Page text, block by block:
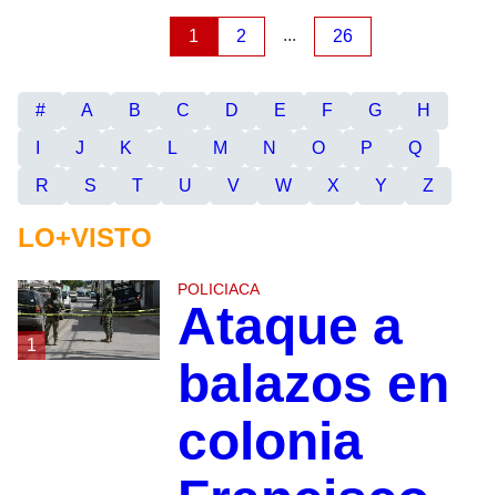
1 2 ... 26
# A B C D E F G
H
J K L M N O P
Q
R
S T U V W X Y Z
LO+VISTO
1
POLICIACA
Ataque a
balazos en
colonia